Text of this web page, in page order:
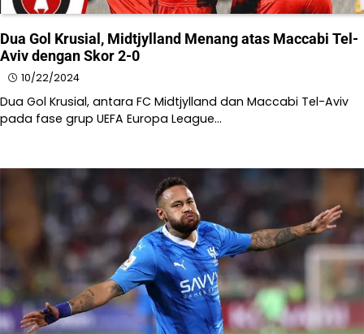
Dua Gol Krusial, Midtjylland Menang atas Maccabi Tel-
Aviv dengan Skor 2-0
10/22/2024
Dua Gol Krusial, antara FC Midtjylland dan Maccabi Tel-Aviv
pada fase grup UEFA Europa League…